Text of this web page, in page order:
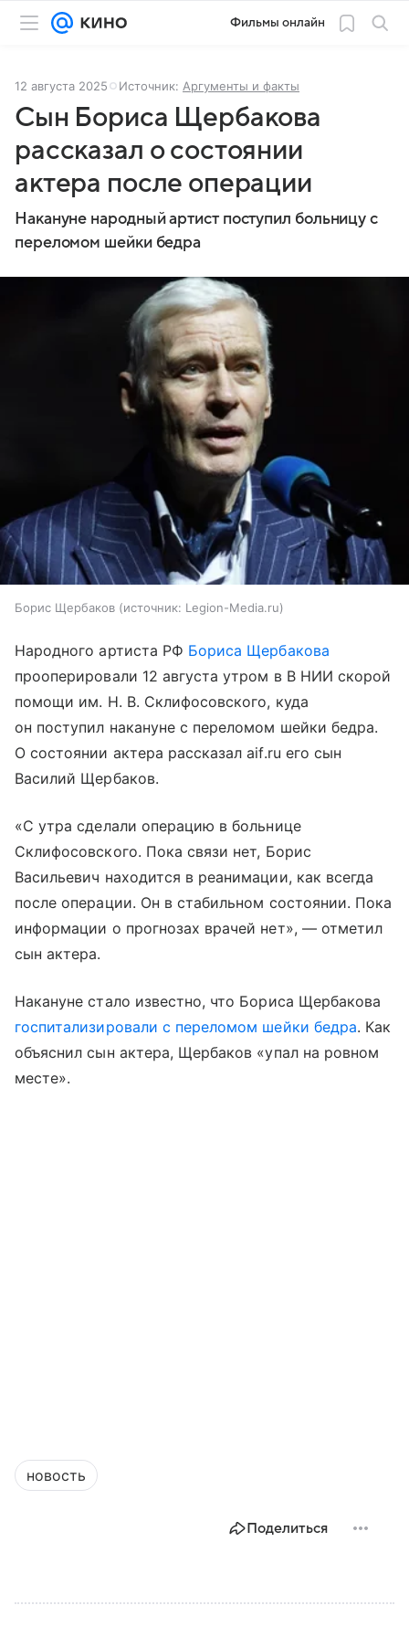
Фильмы онлайн
12 августа 2025 Источник: Аргументы и факты
Сын Бориса Щербакова
рассказал о состоянии
актера после операции
Накануне народный артист поступил больницу с
переломом шейки бедра
Борис Щербаков источник: Legion-Media.ru
Народного артиста РФ Бориса Щербакова
прооперировали 12 августа утром в В НИИ скорой
помощи им. Н. В. Склифосовского, куда
он поступил накануне с переломом шейки бедра.
О состоянии актера рассказал aif.ru его сын
Василий Щербаков.
«С утра сделали операцию в больнице
Склифосовского. Пока связи нет, Борис
Васильевич находится в реанимации, как всегда
после операции. Он в стабильном состоянии. Пока
информации о прогнозах врачей нет», — отметил
сын актера.
Накануне стало известно, что Бориса Щербакова
госпитализировали с переломом шейки бедра. Как
объяснил сын актера, Щербаков «упал на ровном
месте».
новость
Поделиться